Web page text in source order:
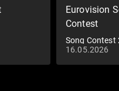
Eurovision
Contest
Song Contest
16.05.2026